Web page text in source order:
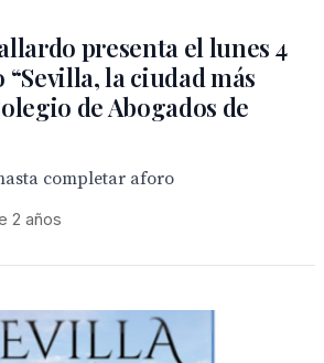
presenta el lunes 4
la ciudad más
de Abogados de
completar aforo
2 años